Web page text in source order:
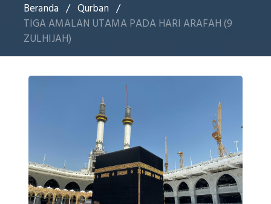
Beranda / Qurban /
TIGA AMALAN UTAMA PADA HARI ARAFAH (9
ZULHIJAH)